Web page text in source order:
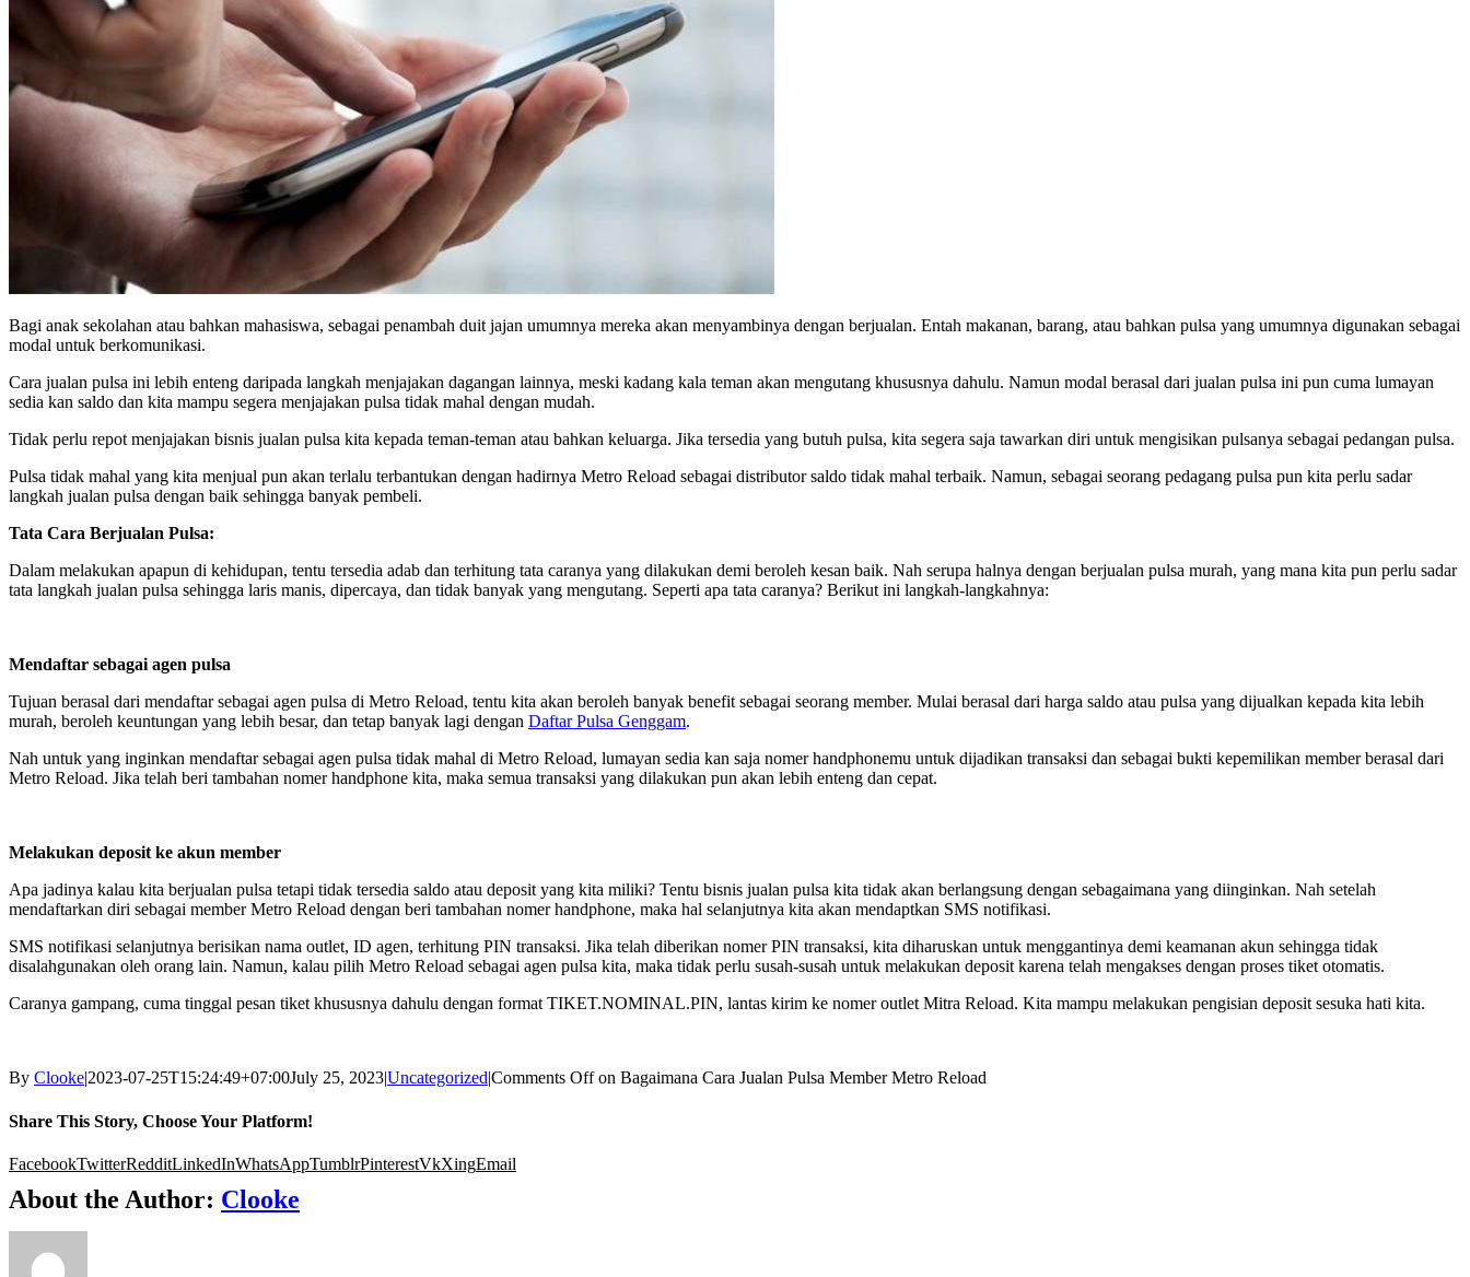
Bagi anak sekolahan atau bahkan mahasiswa, sebagai penambah duit jajan umumnya mereka akan menyambinya dengan berjualan. Entah makanan, barang, atau bahkan pulsa yang umumnya digunakan sebagai
modal untuk berkomunikasi.
Cara jualan pulsa ini lebih enteng daripada langkah menjajakan dagangan lainnya, meski kadang kala teman akan mengutang khususnya dahulu. Namun modal berasal dari jualan pulsa ini pun cuma lumayan
sedia kan saldo dan kita mampu segera menjajakan pulsa tidak mahal dengan mudah.
Tidak perlu repot menjajakan bisnis jualan pulsa kita kepada teman-teman atau bahkan keluarga. Jika tersedia yang butuh pulsa, kita segera saja tawarkan diri untuk mengisikan pulsanya sebagai pedangan pulsa.
Pulsa tidak mahal yang kita menjual pun akan terlalu terbantukan dengan hadirnya Metro Reload sebagai distributor saldo tidak mahal terbaik. Namun, sebagai seorang pedagang pulsa pun kita perlu sadar
langkah jualan pulsa dengan baik sehingga banyak pembeli.
Tata Cara Berjualan Pulsa:
Dalam melakukan apapun di kehidupan, tentu tersedia adab dan terhitung tata caranya yang dilakukan demi beroleh kesan baik. Nah serupa halnya dengan berjualan pulsa murah, yang mana kita pun perlu sadar
tata langkah jualan pulsa sehingga laris manis, dipercaya, dan tidak banyak yang mengutang. Seperti apa tata caranya? Berikut ini langkah-langkahnya:
Mendaftar sebagai agen pulsa
Tujuan berasal dari mendaftar sebagai agen pulsa di Metro Reload, tentu kita akan beroleh banyak benefit sebagai seorang member. Mulai berasal dari harga saldo atau pulsa yang dijualkan kepada kita lebih
murah, beroleh keuntungan yang lebih besar, dan tetap banyak lagi dengan Daftar Pulsa Genggam.
Nah untuk yang inginkan mendaftar sebagai agen pulsa tidak mahal di Metro Reload, lumayan sedia kan saja nomer handphonemu untuk dijadikan transaksi dan sebagai bukti kepemilikan member berasal dari
Metro Reload. Jika telah beri tambahan nomer handphone kita, maka semua transaksi yang dilakukan pun akan lebih enteng dan cepat.
Melakukan deposit ke akun member
Apa jadinya kalau kita berjualan pulsa tetapi tidak tersedia saldo atau deposit yang kita miliki? Tentu bisnis jualan pulsa kita tidak akan berlangsung dengan sebagaimana yang diinginkan. Nah setelah
mendaftarkan diri sebagai member Metro Reload dengan beri tambahan nomer handphone, maka hal selanjutnya kita akan mendaptkan SMS notifikasi.
SMS notifikasi selanjutnya berisikan nama outlet, ID agen, terhitung PIN transaksi. Jika telah diberikan nomer PIN transaksi, kita diharuskan untuk menggantinya demi keamanan akun sehingga tidak
disalahgunakan oleh orang lain. Namun, kalau pilih Metro Reload sebagai agen pulsa kita, maka tidak perlu susah-susah untuk melakukan deposit karena telah mengakses dengan proses tiket otomatis.
Caranya gampang, cuma tinggal pesan tiket khususnya dahulu dengan format TIKET.NOMINAL.PIN, lantas kirim ke nomer outlet Mitra Reload. Kita mampu melakukan pengisian deposit sesuka hati kita.
By Clooke|2023-07-25T15:24:49+07:00July 25, 2023|Uncategorized|Comments Offon Bagaimana Cara Jualan Pulsa Member Metro Reload
Share This Story, Choose Your Platform!
FacebookTwitterRedditLinkedInWhatsAppTumblrPinterestVkXingEmail
About the Author: Clooke